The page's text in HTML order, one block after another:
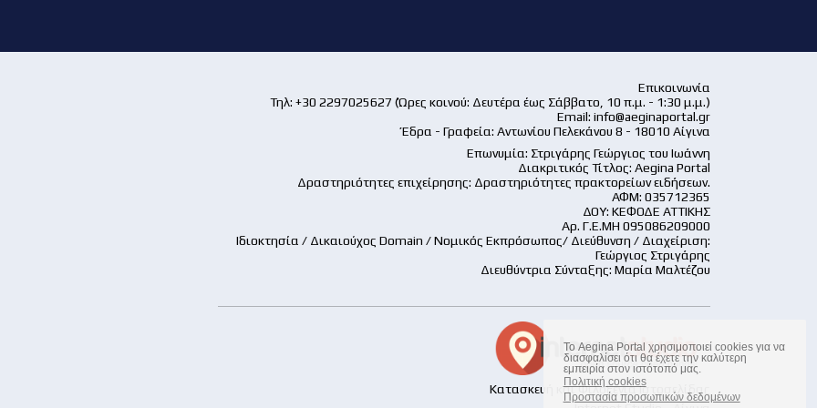
Το Aegina Portal χρησιμοποιεί cookies για να
διασφαλίσει ότι θα έχετε την καλύτερη
εμπειρία στον ιστότοπό μας.
Πολιτική cookies
Προστασία προσωπικών δεδομένων
Επικοινωνία
Τηλ: +30 2297025627 (Ώρες κοινού: Δευτέρα έως Σάββατο, 10 π.μ. - 1:30 μ.μ.)
Email: info@aeginaportal.gr
Έδρα - Γραφεία: Αντωνίου Πελεκάνου 8 - 18010 Αίγινα
Επωνυμία: Στριγάρης Γεώργιος του Ιωάννη
Διακριτικός Τίτλος: Aegina Portal
Δραστηριότητες επιχείρησης: Δραστηριότητες πρακτορείων ειδήσεων.
ΑΦΜ: 035712365
ΔΟΥ: ΚΕΦΟΔΕ ΑΤΤΙΚΗΣ
Αρ. Γ.Ε.ΜΗ 095086209000
Ιδιοκτησία / Δικαιούχος Domain / Νομικός Εκπρόσωπος/ Διεύθυνση / Διαχείριση:
Γεώργιος Στριγάρης
Διευθύντρια Σύνταξης: Μαρία Μαλτέζου
Κατασκευή και Φιλοξενία Ιστοσελίδας